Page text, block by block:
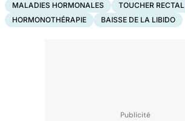
MALADIES HORMONALES
TOUCHER RECTAL
HORMONOTHÉRAPIE
BAISSE DE LA LIBIDO